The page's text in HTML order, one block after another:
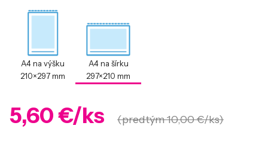
A4 na výšku
210×297 mm
A4 na šírku
297×210 mm
5,60 €/ks (predtým 10,00 €/ks)